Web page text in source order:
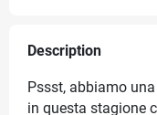
Description
Pssst, abbiamo
in questa stagione